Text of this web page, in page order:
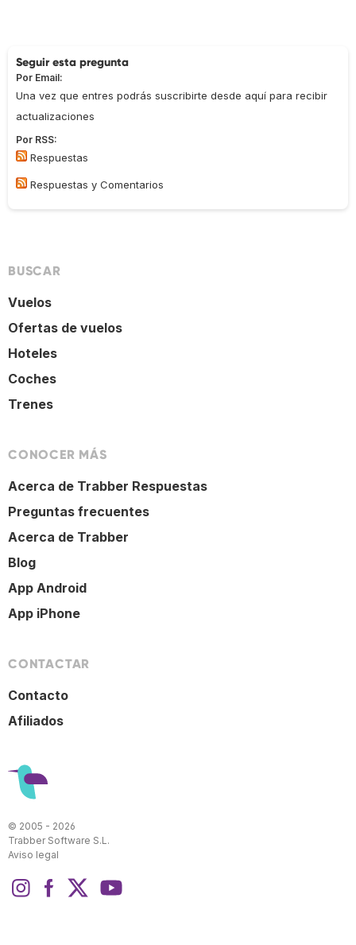
Seguir esta pregunta
Por Email:
Una vez que entres podrás suscribirte desde aquí para recibir
actualizaciones
Por RSS:
Respuestas
Respuestas y Comentarios
BUSCAR
Vuelos
Ofertas de vuelos
Hoteles
Coches
Trenes
CONOCER MÁS
Acerca de Trabber Respuestas
Preguntas frecuentes
Acerca de Trabber
Blog
App Android
App iPhone
CONTACTAR
Contacto
Afiliados
© 2005 - 2026
Trabber Software S.L.
Aviso legal